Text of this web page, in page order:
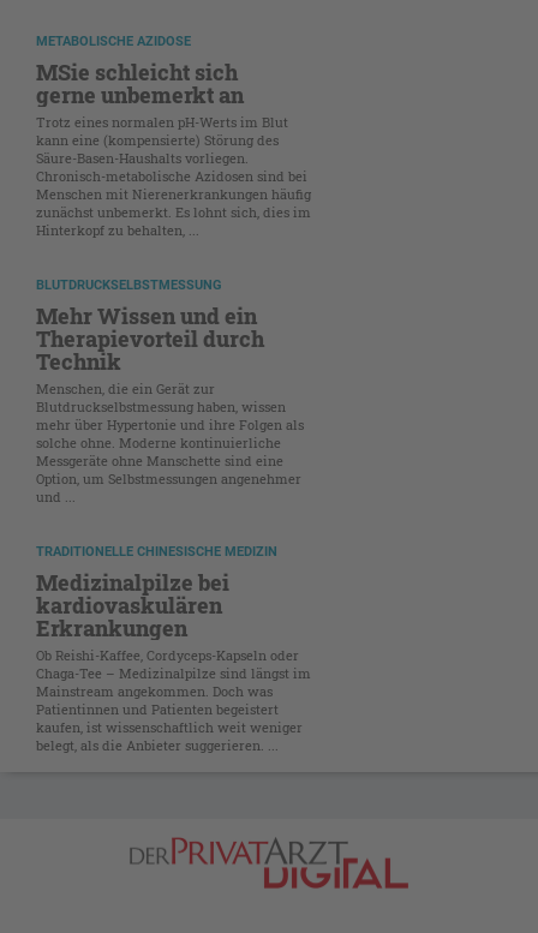
METABOLISCHE AZIDOSE
MSie schleicht sich
gerne unbemerkt an
Trotz eines normalen pH-Werts im Blut
kann eine (kompensierte) Störung des
Säure-Basen-Haushalts vorliegen.
Chronisch-metabolische Azidosen sind bei
Menschen mit Nierenerkrankungen häufig
zunächst unbemerkt. Es lohnt sich, dies im
Hinterkopf zu behalten, ...
BLUTDRUCKSELBSTMESSUNG
Mehr Wissen und ein
Therapievorteil durch
Technik
Menschen, die ein Gerät zur
Blutdruckselbstmessung haben, wissen
mehr über Hypertonie und ihre Folgen als
solche ohne. Moderne kontinuierliche
Messgeräte ohne Manschette sind eine
Option, um Selbstmessungen angenehmer
und ...
TRADITIONELLE CHINESISCHE MEDIZIN
Medizinalpilze bei
kardiovaskulären
Erkrankungen
Ob Reishi-Kaffee, Cordyceps-Kapseln oder
Chaga-Tee – Medizinalpilze sind längst im
Mainstream angekommen. Doch was
Patientinnen und Patienten begeistert
kaufen, ist wissenschaftlich weit weniger
belegt, als die Anbieter suggerieren. ...